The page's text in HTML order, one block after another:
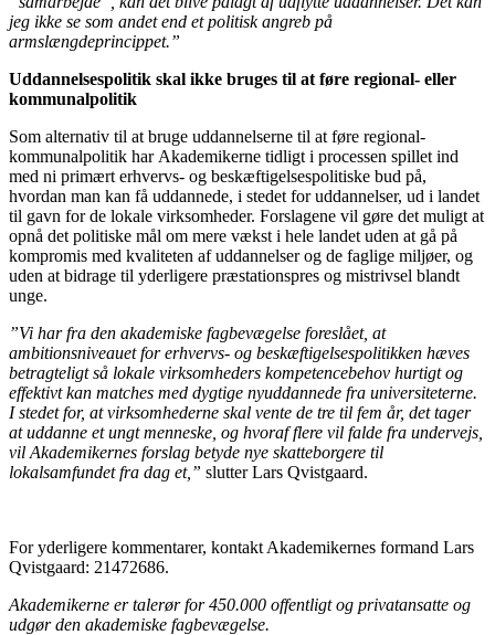
jeg ikke se som andet end et politisk angreb på
armslængdeprincippet.”
Uddannelsespolitik skal ikke bruges til at føre regional- eller
kommunalpolitik
Som alternativ til at bruge uddannelserne til at føre regional-
kommunalpolitik har Akademikerne tidligt i processen spillet ind
med ni primært erhvervs- og beskæftigelsespolitiske bud på,
hvordan man kan få uddannede, i stedet for uddannelser, ud i landet
til gavn for de lokale virksomheder. Forslagene vil gøre det muligt at
opnå det politiske mål om mere vækst i hele landet uden at gå på
kompromis med kvaliteten af uddannelser og de faglige miljøer, og
uden at bidrage til yderligere præstationspres og mistrivsel blandt
unge.
”Vi har fra den akademiske fagbevægelse foreslået, at
ambitionsniveauet for erhvervs- og beskæftigelsespolitikken hæves
betragteligt så lokale virksomheders kompetencebehov hurtigt og
effektivt kan matches med dygtige nyuddannede fra universiteterne.
I stedet for, at virksomhederne skal vente de tre til fem år, det tager
at uddanne et ungt menneske, og hvoraf flere vil falde fra undervejs,
vil Akademikernes forslag betyde nye skatteborgere til
lokalsamfundet fra dag et,” slutter Lars Qvistgaard.
For yderligere kommentarer, kontakt Akademikernes formand Lars
Qvistgaard: 21472686.
Akademikerne er talerør for 450.000 offentligt og privatansatte og
udgør den akademiske fagbevægelse.